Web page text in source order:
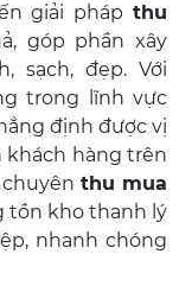
giải pháp thu
góp phần xây
sạch, đẹp. Với
trong lĩnh vực
định được vị
khách hàng trên
thu mua
tồn kho thanh lý
nhanh chóng